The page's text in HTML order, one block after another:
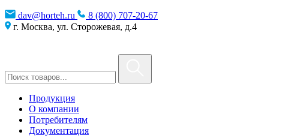
dav@horteh.ru
8 (800) 707-20-67
г. Москва, ул. Сторожевая, д.4
Продукция
О компании
Потребителям
Документация